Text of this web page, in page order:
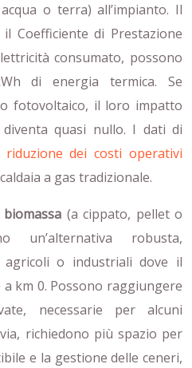
o terra) all’impianto. Il
Coefficiente di Prestazione
consumato, possono
di energia termica. Se
fotovoltaico, il loro impatto
quasi nullo. I dati di
riduzione dei costi operativi
a gas tradizionale.
(a cippato, pellet o
un’alternativa robusta,
agricoli o industriali dove il
km 0. Possono raggiungere
necessarie per alcuni
richiedono più spazio per
e la gestione delle ceneri,